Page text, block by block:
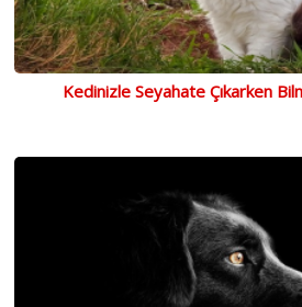
Kedinizle Seyahate Çıkarken